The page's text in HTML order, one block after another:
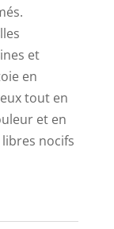
et
en
tout en
et en
nocifs